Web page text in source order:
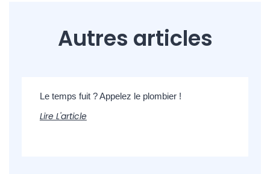
Autres articles
Le temps fuit ? Appelez le plombier !
Lire L'article